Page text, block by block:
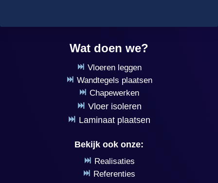
Wat doen we?
Vloeren leggen
Wandtegels plaatsen
Chapewerken
Vloer isoleren
Laminaat plaatsen
Bekijk ook onze:
Realisaties
Referenties